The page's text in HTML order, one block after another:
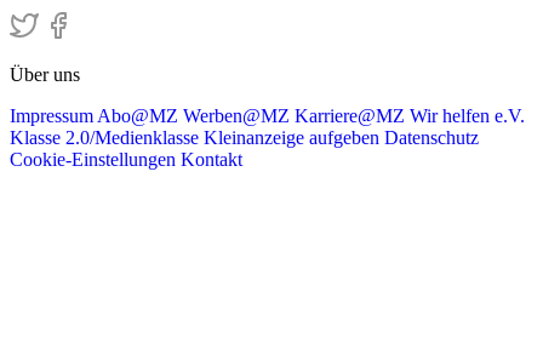
Über uns
ImpressumAbo@MZ Werben@MZ Karriere@MZ Wir helfen e.V.
Klasse 2.0/Medienklasse Kleinanzeige aufgeben Datenschutz
Cookie-Einstellungen Kontakt